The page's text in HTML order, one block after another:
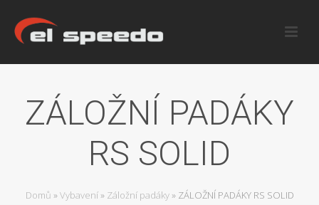
ZÁLOŽNÍ PADÁKY
RS SOLID
Domů »Vybavení» Záložní padáky» ZÁLOŽNÍ PADÁKY RS SOLID